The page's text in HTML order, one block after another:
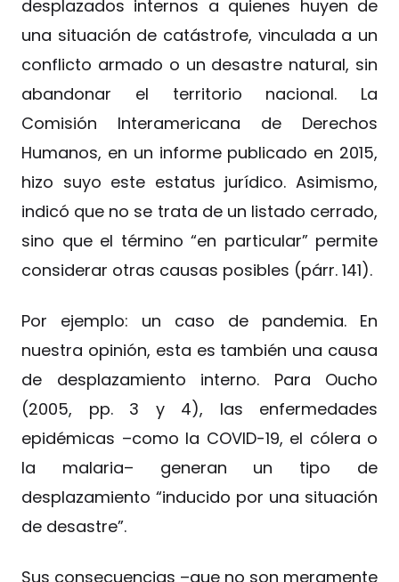
desplazados internos a quienes huyen de
una situación de catástrofe, vinculada a un
conflicto armado o un desastre natural, sin
abandonar el territorio nacional. La
Comisión Interamericana de Derechos
Humanos, en un informe publicado en 2015,
hizo suyo este estatus jurídico. Asimismo,
indicó que no se trata de un listado cerrado,
sino que el término “en particular” permite
considerar otras causas posibles (párr. 141).
Por ejemplo: un caso de pandemia. En
nuestra opinión, esta es también una causa
de desplazamiento interno. Para Oucho
(2005, pp. 3 y 4), las enfermedades
epidémicas –como la COVID-19, el cólera o
la malaria– generan un tipo de
desplazamiento “inducido por una situación
de desastre”.
Sus consecuencias –que no son meramente